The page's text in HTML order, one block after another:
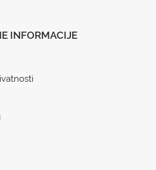
INFORMACIJE